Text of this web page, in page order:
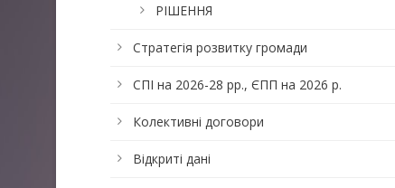
РІШЕННЯ
Стратегія розвитку громади
СПІ на 2026-28 рр., ЄПП на 2026 р.
Колективні договори
Відкриті дані